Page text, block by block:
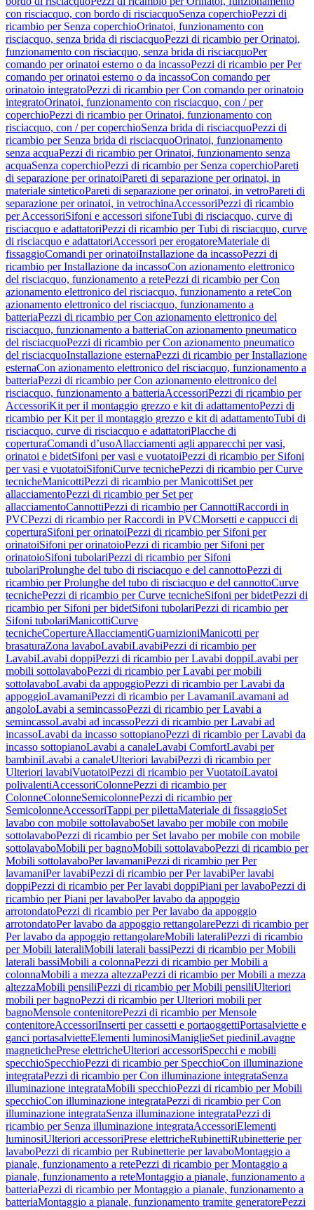
con risciacquo, con bordo di risciacquoSenza coperchioPezzi di
ricambio per Senza coperchioOrinatoi, funzionamento con
risciacquo, senza brida di risciacquoPezzi di ricambio per Orinatoi,
funzionamento con risciacquo, senza brida di risciacquoPer
comando per orinatoi esterno o da incassoPezzi di ricambio per Per
comando per orinatoi esterno o da incassoCon comando per
orinatoio integratoPezzi di ricambio per Con comando per orinatoio
integratoOrinatoi, funzionamento con risciacquo, con / per
coperchioPezzi di ricambio per Orinatoi, funzionamento con
risciacquo, con / per coperchioSenza brida di risciacquoPezzi di
ricambio per Senza brida di risciacquoOrinatoi, funzionamento
senza acquaPezzi di ricambio per Orinatoi, funzionamento senza
acquaSenza coperchioPezzi di ricambio per Senza coperchioPareti
di separazione per orinatoiPareti di separazione per orinatoi, in
materiale sinteticoPareti di separazione per orinatoi, in vetroPareti di
separazione per orinatoi, in vetrochinaAccessoriPezzi di ricambio
per AccessoriSifoni e accessori sifoneTubi di risciacquo, curve di
risciacquo e adattatoriPezzi di ricambio per Tubi di risciacquo, curve
di risciacquo e adattatoriAccessori per erogatoreMateriale di
fissaggioComandi per orinatoiInstallazione da incassoPezzi di
ricambio per Installazione da incassoCon azionamento elettronico
del risciacquo, funzionamento a retePezzi di ricambio per Con
azionamento elettronico del risciacquo, funzionamento a reteCon
azionamento elettronico del risciacquo, funzionamento a
batteriaPezzi di ricambio per Con azionamento elettronico del
risciacquo, funzionamento a batteriaCon azionamento pneumatico
del risciacquoPezzi di ricambio per Con azionamento pneumatico
del risciacquoInstallazione esternaPezzi di ricambio per Installazione
esternaCon azionamento elettronico del risciacquo, funzionamento a
batteriaPezzi di ricambio per Con azionamento elettronico del
risciacquo, funzionamento a batteriaAccessoriPezzi di ricambio per
AccessoriKit per il montaggio grezzo e kit di adattamentoPezzi di
ricambio per Kit per il montaggio grezzo e kit di adattamentoTubi di
risciacquo, curve di risciacquo e adattatoriPlacche di
coperturaComandi d’usoAllacciamenti agli apparecchi per vasi,
orinatoi e bidetSifoni per vasi e vuotatoiPezzi di ricambio per Sifoni
per vasi e vuotatoiSifoniCurve tecnichePezzi di ricambio per Curve
tecnicheManicottiPezzi di ricambio per ManicottiSet per
allacciamentoPezzi di ricambio per Set per
allacciamentoCannottiPezzi di ricambio per CannottiRaccordi in
PVCPezzi di ricambio per Raccordi in PVCMorsetti e cappucci di
coperturaSifoni per orinatoiPezzi di ricambio per Sifoni per
orinatoiSifoni per orinatoioPezzi di ricambio per Sifoni per
orinatoioSifoni tubolariPezzi di ricambio per Sifoni
tubolariProlunghe del tubo di risciacquo e del cannottoPezzi di
ricambio per Prolunghe del tubo di risciacquo e del cannottoCurve
tecnichePezzi di ricambio per Curve tecnicheSifoni per bidetPezzi di
ricambio per Sifoni per bidetSifoni tubolariPezzi di ricambio per
Sifoni tubolariManicottiCurve
tecnicheCopertureAllacciamentiGuarnizioniManicotti per
brasaturaZona lavaboLavabiLavabiPezzi di ricambio per
LavabiLavabi doppiPezzi di ricambio per Lavabi doppiLavabi per
mobili sottolavaboPezzi di ricambio per Lavabi per mobili
sottolavaboLavabi da appoggioPezzi di ricambio per Lavabi da
appoggioLavamaniPezzi di ricambio per LavamaniLavamani ad
angoloLavabi a semincassoPezzi di ricambio per Lavabi a
semincassoLavabi ad incassoPezzi di ricambio per Lavabi ad
incassoLavabi da incasso sottopianoPezzi di ricambio per Lavabi da
incasso sottopianoLavabi a canaleLavabi ComfortLavabi per
bambiniLavabi a canaleUlteriori lavabiPezzi di ricambio per
Ulteriori lavabiVuotatoiPezzi di ricambio per VuotatoiLavatoi
polivalentiAccessoriColonnePezzi di ricambio per
ColonneColonneSemicolonnePezzi di ricambio per
SemicolonneAccessoriTappi per pilettaMateriale di fissaggioSet
lavabo con mobile sottolavaboSet lavabo per mobile con mobile
sottolavaboPezzi di ricambio per Set lavabo per mobile con mobile
sottolavaboMobili per bagnoMobili sottolavaboPezzi di ricambio per
Mobili sottolavaboPer lavamaniPezzi di ricambio per Per
lavamaniPer lavabiPezzi di ricambio per Per lavabiPer lavabi
doppiPezzi di ricambio per Per lavabi doppiPiani per lavaboPezzi di
ricambio per Piani per lavaboPer lavabo da appoggio
arrotondatoPezzi di ricambio per Per lavabo da appoggio
arrotondatoPer lavabo da appoggio rettangolarePezzi di ricambio per
Per lavabo da appoggio rettangolareMobili lateraliPezzi di ricambio
per Mobili lateraliMobili laterali bassiPezzi di ricambio per Mobili
laterali bassiMobili a colonnaPezzi di ricambio per Mobili a
colonnaMobili a mezza altezzaPezzi di ricambio per Mobili a mezza
altezzaMobili pensiliPezzi di ricambio per Mobili pensiliUlteriori
mobili per bagnoPezzi di ricambio per Ulteriori mobili per
bagnoMensole contenitorePezzi di ricambio per Mensole
contenitoreAccessoriInserti per cassetti e portaoggettiPortasalviette e
ganci portasalvietteElementi luminosiManiglieSet piediniLavagne
magnetichePrese elettricheUlteriori accessoriSpecchi e mobili
specchioSpecchioPezzi di ricambio per SpecchioCon illuminazione
integrataPezzi di ricambio per Con illuminazione integrataSenza
illuminazione integrataMobili specchioPezzi di ricambio per Mobili
specchioCon illuminazione integrataPezzi di ricambio per Con
illuminazione integrataSenza illuminazione integrataPezzi di
ricambio per Senza illuminazione integrataAccessoriElementi
luminosiUlteriori accessoriPrese elettricheRubinettiRubinetterie per
lavaboPezzi di ricambio per Rubinetterie per lavaboMontaggio a
pianale, funzionamento a retePezzi di ricambio per Montaggio a
pianale, funzionamento a reteMontaggio a pianale, funzionamento a
batteriaPezzi di ricambio per Montaggio a pianale, funzionamento a
batteriaMontaggio a pianale, funzionamento tramite generatorePezzi